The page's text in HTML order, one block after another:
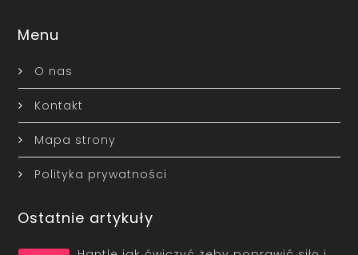
Menu
O nas
Kontakt
Mapa strony
Polityka prywatności
Ostatnie artykuły